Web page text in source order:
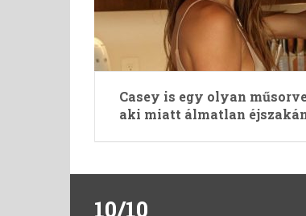
Casey is egy olyan
aki miatt álmatlan
10/10